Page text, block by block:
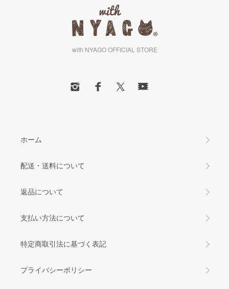
with NYAGO OFFICIAL STORE
ホーム
配送・送料について
返品について
支払い方法について
特定商取引法に基づく表記
プライバシーポリシー